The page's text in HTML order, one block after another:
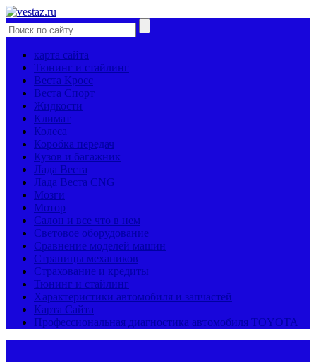
карта сайта
Тюнинг и стайлинг
Веста Кросс
Веста Спорт
Жидкости
Климат
Колеса
Коробка передач
Кузов и багажник
Лада Веста
Лада Веста CNG
Мозги
Мотор
Салон и все что в нем
Световое оборудование
Сравнение моделей машин
Страницы механиков
Страхование и кредиты
Тюнинг и стайлинг
Характеристики автомобиля и запчастей
Карта Сайта
Профессиональная диагностика автомобиля TOYOTA